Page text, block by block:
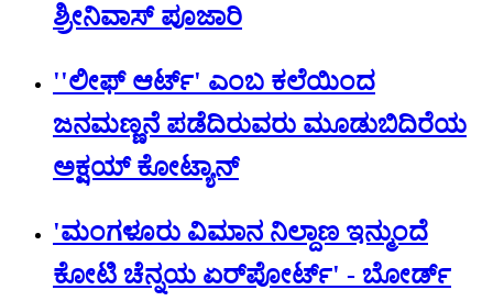
ಶ್ರೀನಿವಾಸ್ ಪೂಜಾರಿ
''ಲೀಫ್ ಆರ್ಟ್' ಎಂಬ ಕಲೆಯಿಂದ
ಜನಮಣ್ಣನೆ ಪಡೆದಿರುವರು ಮೂಡುಬಿದಿರೆಯ
ಅಕ್ಷಯ್ ಕೋಟ್ಯಾನ್
'ಮಂಗಳೂರು ವಿಮಾನ ನಿಲ್ದಾಣ ಇನ್ಮುಂದೆ
ಕೋಟಿ ಚೆನ್ನಯ ಏರ್‌‌ಪೋರ್ಟ್' - ಬೋರ್ಡ್